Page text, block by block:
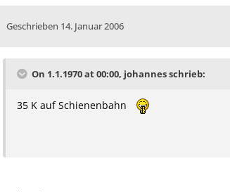
Geschrieben 14. Januar 2006
On 1.1.1970 at 00:00, johannes schrieb:
35 K auf Schienenbahn